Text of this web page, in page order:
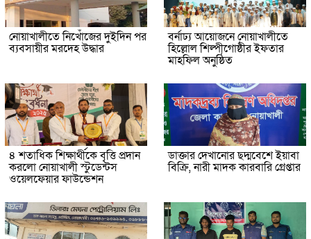
নোয়াখালীতে নিখোঁজের দুইদিন পর
ব্যবসায়ীর মরদেহ উদ্ধার
বর্নাঢ্য আয়োজনে নোয়াখালীতে
হিল্লোল শিল্পীগোষ্ঠীর ইফতার
মাহফিল অনুষ্ঠিত
৪ শতাধিক শিক্ষার্থীকে বৃত্তি প্রদান
করলো নোয়াখালী স্টুডেন্টস
ওয়েলফেয়ার ফাউন্ডেশন
ডাক্তার দেখানোর ছদ্মবেশে ইয়াবা
বিক্রি, নারী মাদক কারবারি গ্রেপ্তার